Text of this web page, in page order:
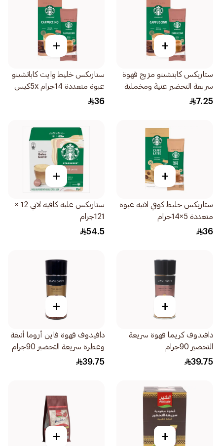
+
ستاربكس كابتشينو مزيج قهوة
سريعة التحضير غنية ومخملية
14جرام
7.25
+
ستاربكس خليط وايت كاباتشينو
عبوة متعددة 14جرام 5xكيس
36
+
ستاربكس خليط كوفي لاتيه عبوة
متعددة 5×14جرام
36
+
ستاربكس علبة كافيه لاتي 12 ×
121جرام
54.5
+
دافيدوف كريما قهوة سريعة
التحضير 90جرام
39.75
+
دافيدوف قهوة فاين أروما أنيقة
وعطرة سريعة التحضير 90جرام
39.75
+
+